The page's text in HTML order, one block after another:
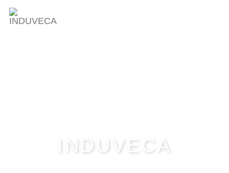
INDUVECA